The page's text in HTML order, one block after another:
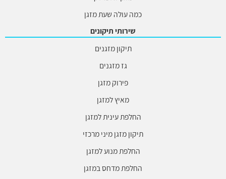
כמה עולה שעת מזגן
שירותי תיקונים
תיקון מזגנים
גז מזגנים
פירוק מזגן
מאיץ למזגן
החלפת עינית למזגן
תיקון מזגן מיני מרכזי
החלפת מנוע למזגן
החלפת מדחס במזגן